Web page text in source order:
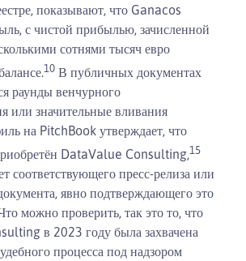
показывают, что Ganacos
с чистой прибылью, зачисленной
сотнями тысяч евро
10 В публичных документах
раунды венчурного
или значительные вливания
на PitchBook утверждает, что
DataValue Consulting,15
соответствующего пресс-релиза или
явно подтверждающего это
можно проверить, так это то, что
в 2023 году была захвачена
процесса под надзором